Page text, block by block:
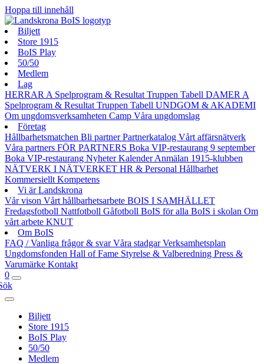
Hoppa till innehåll
Biljett
Store 1915
BoIS Play
50/50
Medlem
Lag
HERRAR A Spelprogram & Resultat Truppen Tabell DAMER A
Spelprogram & Resultat Truppen Tabell UNDGOM & AKADEMI
Om ungdomsverksamheten Camp Våra ungdomslag
Företag
Hållbarhetsmatchen Bli partnerPartnerkatalog Vårt affärsnätverk
Våra partners FÖR PARTNERS Boka VIP-restaurang 9 september
Boka VIP-restaurang NyheterKalenderAnmälan 1915-klubben
NÄTVERK I NÄTVERKET HR & Personal Hållbarhet
Kommersiellt Kompetens
Vi är Landskrona
Vår vison Vårt hållbarhetsarbete BOIS I SAMHÄLLET
Fredagsfotboll Nattfotboll Gåfotboll BoIS för alla BoIS i skolan Om
vårt arbete KNUT
Om BoIS
FAQ / Vanliga frågor & svarVåra stadgarVerksamhetsplan
Ungdomsfonden Hall of Fame Styrelse & Valberedning Press &
Varumärke Kontakt
0
Biljett
Store 1915
BoIS Play
50/50
Medlem